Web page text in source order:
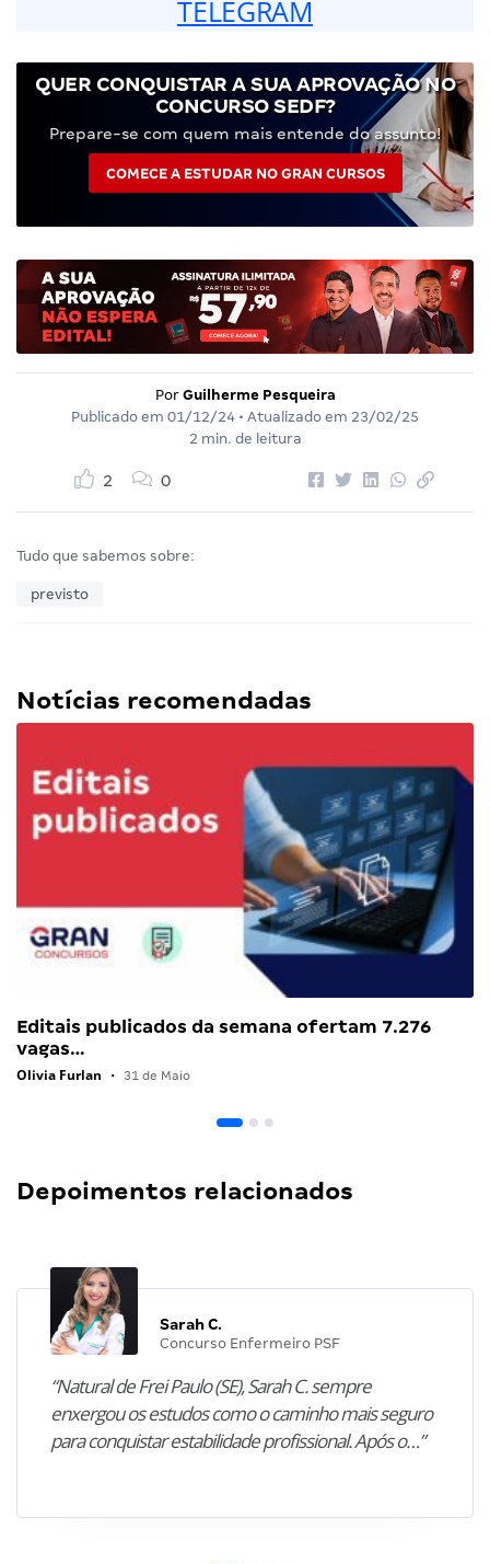
TELEGRAM
QUER CONQUISTAR A SUA APROVAÇÃO NO
CONCURSO SEDF?
Prepare-se com quem mais entende do assunto!
COMECE A ESTUDAR NO GRAN CURSOS
Por Guilherme Pesqueira
Publicado em 01/12/24 • Atualizado em 23/02/25
2 min. de leitura
2 0
Tudo que sabemos sobre:
previsto
Notícias recomendadas
Editais publicados da semana ofertam 7.276
vagas…
Olivia Furlan • 31 de Maio
Depoimentos relacionados
Sarah C.
Concurso Enfermeiro PSF
“Natural de Frei Paulo (SE), Sarah C. sempre
enxergou os estudos como o caminho mais seguro
para conquistar estabilidade profissional. Após o…”